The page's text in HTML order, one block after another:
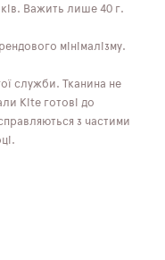
Важить лише 40 г.
мінімалізму.
служби. Тканина не
Kite готові до
з частими